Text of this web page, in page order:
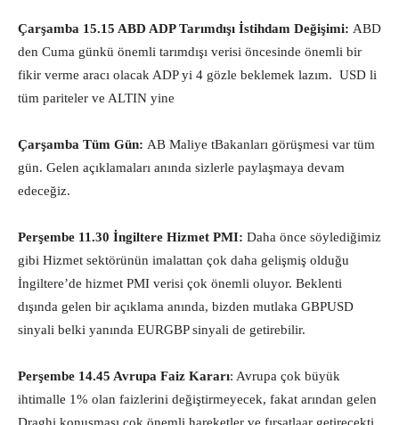
Çarşamba 15.15 ABD ADP Tarımdışı İstihdam Değişimi: ABD
den Cuma günkü önemli tarımdışı verisi öncesinde önemli bir
fikir verme aracı olacak ADP yi 4 gözle beklemek lazım. USD li
tüm pariteler ve ALTIN yine
Çarşamba Tüm Gün: AB Maliye tBakanları görüşmesi var tüm
gün. Gelen açıklamaları anında sizlerle paylaşmaya devam
edeceğiz.
Perşembe 11.30 İngiltere Hizmet PMI: Daha önce söylediğimiz
gibi Hizmet sektörünün imalattan çok daha gelişmiş olduğu
İngiltere’de hizmet PMI verisi çok önemli oluyor. Beklenti
dışında gelen bir açıklama anında, bizden mutlaka GBPUSD
sinyali belki yanında EURGBP sinyali de getirebilir.
Perşembe 14.45 Avrupa Faiz Kararı: Avrupa çok büyük
ihtimalle 1% olan faizlerini değiştirmeyecek, fakat arından gelen